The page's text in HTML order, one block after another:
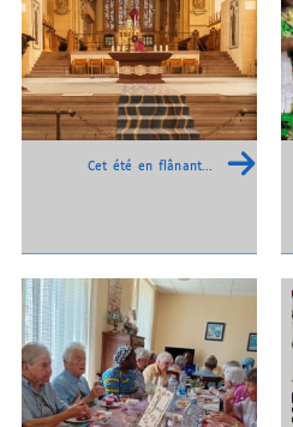
Cet été en flânant…